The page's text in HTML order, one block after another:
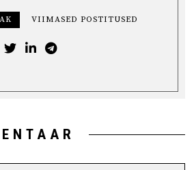
VIIMASED POSTITUSED